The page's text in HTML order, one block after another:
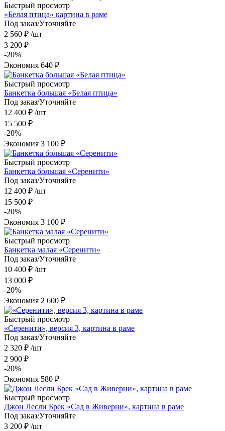
Быстрый просмотр
«Белая птица» картина в раме
Под заказ/Уточняйте
2 560 ₽ /шт
3 200 ₽
-20%
Экономия 640 ₽
Быстрый просмотр
Банкетка большая «Белая птица»
Под заказ/Уточняйте
12 400 ₽ /шт
15 500 ₽
-20%
Экономия 3 100 ₽
Быстрый просмотр
Банкетка большая «Серенити»
Под заказ/Уточняйте
12 400 ₽ /шт
15 500 ₽
-20%
Экономия 3 100 ₽
Быстрый просмотр
Банкетка малая «Серенити»
Под заказ/Уточняйте
10 400 ₽ /шт
13 000 ₽
-20%
Экономия 2 600 ₽
Быстрый просмотр
«Серенити», версия 3, картина в раме
Под заказ/Уточняйте
2 320 ₽ /шт
2 900 ₽
-20%
Экономия 580 ₽
Быстрый просмотр
Джон Лесли Брек «Сад в Живерни», картина в раме
Под заказ/Уточняйте
3 200 ₽ /шт